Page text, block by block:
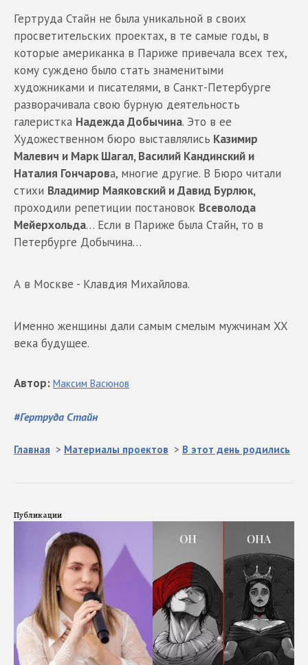
Гертруда Стайн не была уникальной в своих
просветительских проектах, в те самые годы, в
которые американка в Париже привечала всех тех,
кому суждено было стать знаменитыми
художниками и писателями, в Санкт-Петербурге
разворачивала свою бурную деятельность
галеристка Надежда Добычина. Это в ее
Художественном бюро выставлялись Казимир
Малевич и Марк Шагал, Василий Кандинский и
Наталия Гончарова, многие другие. В Бюро читали
стихи Владимир Маяковский и Давид Бурлюк,
проходили репетиции постановок Всеволода
Мейерхольда… Если в Париже была Стайн, то в
Петербурге Добычина…
А в Москве - Клавдия Михайлова.
Именно женщины дали самым смелым мужчинам XX
века будущее.
#Гертруда Стайн
Автор: Максим Васюнов
Главная > Материалы проектов > В этот день родились
Публикации